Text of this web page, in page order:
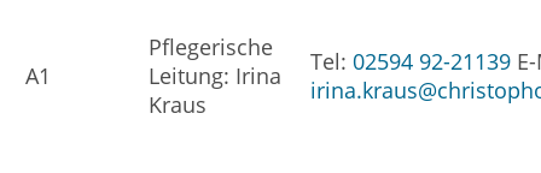
A1
Pflegerische
Leitung: Irina
Kraus
Tel: 02594 92-21139